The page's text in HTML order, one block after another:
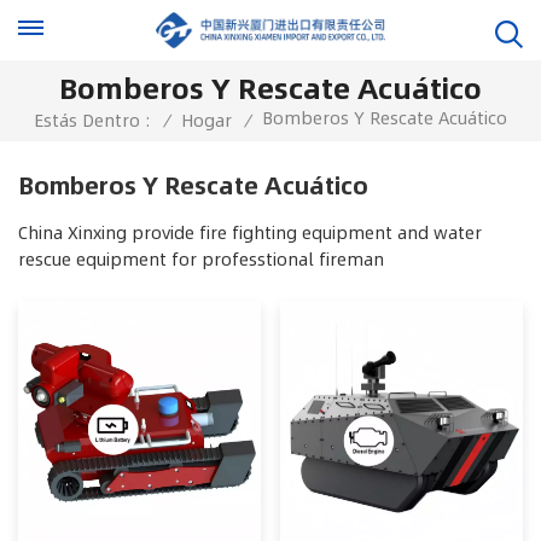
Bomberos Y Rescate Acuático
Estás Dentro : / Hogar / Bomberos Y Rescate Acuático
Bomberos Y Rescate Acuático
China Xinxing provide fire fighting equipment and water
rescue equipment for professtional fireman